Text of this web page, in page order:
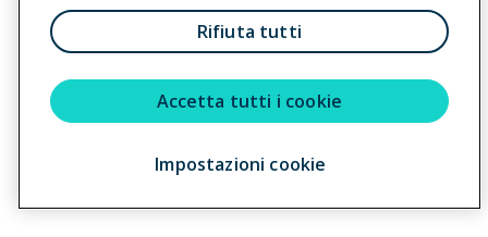
Privacy | Cookie |
Il Gruppo Generali
Reclami
| Note legali |
Accessibilità
Copyright © 2023 - Cattolica Assicurazioni è un marchio commerciale di
Generali Italia S.p.A. - Partita IVA del Gruppo Assicurazioni Generali S.p.A.
Rifiuta tutti
Accetta tutti i cookie
Impostazioni cookie